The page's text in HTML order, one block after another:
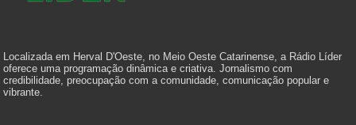
Localizada em Herval D'Oeste, no Meio Oeste Catarinense, a Rádio Líder
oferece uma programação dinâmica e criativa. Jornalismo com
credibilidade, preocupação com a comunidade, comunicação popular e
vibrante.